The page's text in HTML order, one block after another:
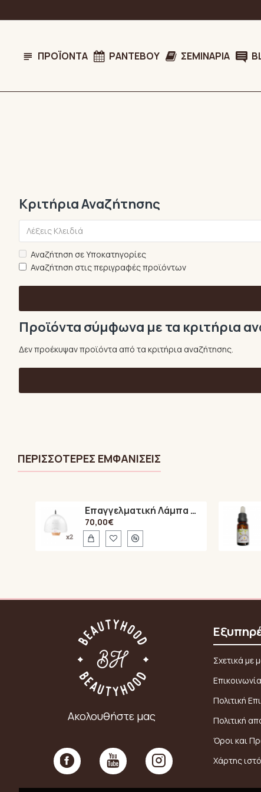
ΠΡΟΪΌΝΤΑ ΡΑΝΤΕΒΟΎ ΣΕΜΙΝΆΡΙΑ
Κριτήρια Αναζήτησης
Αναζήτηση σε Υποκατηγορίες
Αναζήτηση στις περιγραφές προϊόντων
Προϊόντα σύμφωνα με τα κριτήρια
Δεν προέκυψαν προϊόντα από τα κριτήρια αναζήτησης.
ΠΕΡΙΣΣΌΤΕΡΕΣ ΕΜΦΑΝΊΣΕΙΣ
Επαγγελματική Λάμπα Πολυμερισμού 48Watt UV / LED SUN ONE
70,00€
Ακολουθήστε μας
Σχετικά με
Επικοινωνία
Πολιτική
Πολιτική
Όροι και
Χάρτης